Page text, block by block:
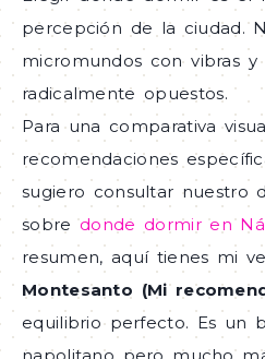
percepción de la ciudad.
micromundos con vibras y
radicalmente opuestos.
Para una comparativa
recomendaciones
sugiero consultar nuestro
sobredonde dormir en
resumen, aquí tienes mi
Montesanto (Mi
equilibrio perfecto. Es un